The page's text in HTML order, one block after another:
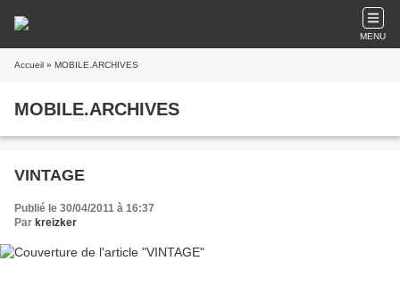
MENU
Accueil » MOBILE.ARCHIVES
MOBILE.ARCHIVES
VINTAGE
Publié le 30/04/2011 à 16:37
Par kreizker